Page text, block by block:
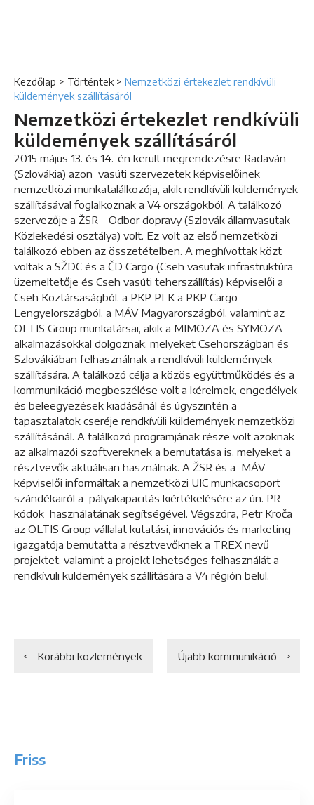
Kezdőlap > Történtek > Nemzetközi értekezlet rendkívüli
küldemények szállításáról
Nemzetközi értekezlet rendkívüli
küldemények szállításáról
2015 május 13. és 14.-én került megrendezésre Radaván
(Szlovákia) azon vasúti szervezetek képviselőinek
nemzetközi munkatalálkozója, akik rendkívüli küldemények
szállításával foglalkoznak a V4 országokból. A találkozó
szervezője a ŽSR – Odbor dopravy (Szlovák államvasutak –
Közlekedési osztálya) volt. Ez volt az első nemzetközi
találkozó ebben az összetételben. A meghívottak közt
voltak a SŽDC és a ČD Cargo (Cseh vasutak infrastruktúra
üzemeltetője és Cseh vasúti teherszállítás) képviselői a
Cseh Köztársaságból, a PKP PLK a PKP Cargo
Lengyelországból, a MÁV Magyarországból, valamint az
OLTIS Group munkatársai, akik a MIMOZA és SYMOZA
alkalmazásokkal dolgoznak, melyeket Csehországban és
Szlovákiában felhasználnak a rendkívüli küldemények
szállítására. A találkozó célja a közös együttműködés és a
kommunikáció megbeszélése volt a kérelmek, engedélyek
és beleegyezések kiadásánál és úgyszintén a
tapasztalatok cseréje rendkívüli küldemények nemzetközi
szállításánál. A találkozó programjának része volt azoknak
az alkalmazói szoftvereknek a bemutatása is, melyeket a
résztvevők aktuálisan használnak. A ŽSR és a MÁV
képviselői informáltak a nemzetközi UIC munkacsoport
szándékairól a pályakapacitás kiértékelésére az ún. PR
kódok használatának segítségével. Végszóra, Petr Kroča
az OLTIS Group vállalat kutatási, innovációs és marketing
igazgatója bemutatta a résztvevőknek a TREX nevű
projektet, valamint a projekt lehetséges felhasználát a
rendkívüli küldemények szállítására a V4 régión belül.
Korábbi közlemények Újabb kommunikáció
Friss